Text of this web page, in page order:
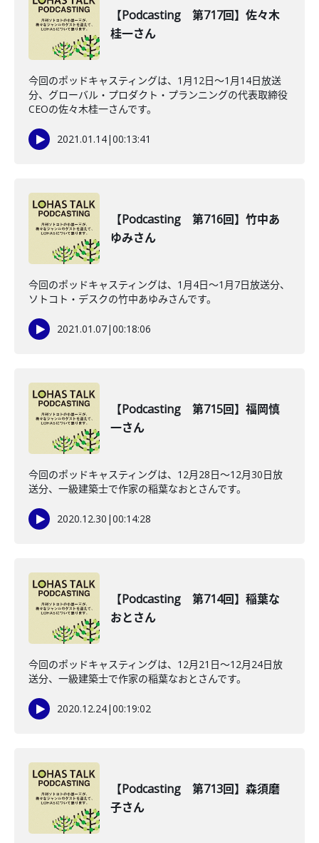
【Podcasting 第717回】佐々木
桂一さん
今回のポッドキャスティングは、1月12日〜1月14日放送
分、グローバル・プロダクト・プランニングの代表取締役
CEOの佐々木桂一さんです。
2021.01.14|00:13:41
【Podcasting 第716回】竹中あ
ゆみさん
今回のポッドキャスティングは、1月4日〜1月7日放送分、
ソトコト・デスクの竹中あゆみさんです。
2021.01.07|00:18:06
【Podcasting 第715回】福岡慎
一さん
今回のポッドキャスティングは、12月28日〜12月30日放
送分、一級建築士で作家の稲葉なおとさんです。
2020.12.30 |00:14:28
【Podcasting 第714回】稲葉な
おとさん
今回のポッドキャスティングは、12月21日〜12月24日放
送分、一級建築士で作家の稲葉なおとさんです。
2020.12.24|00:19:02
【Podcasting 第713回】森須磨
子さん